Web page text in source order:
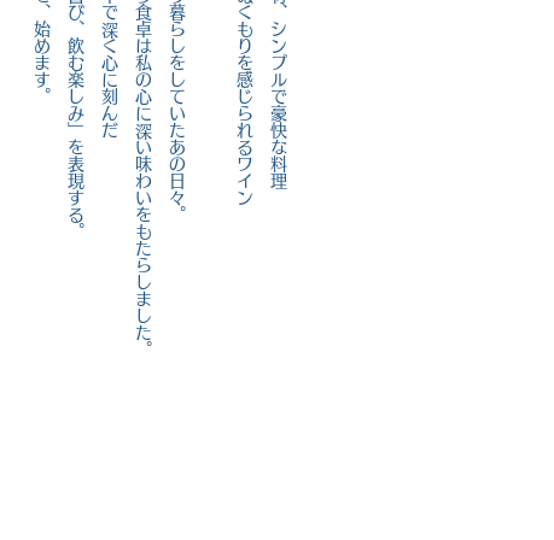
素朴な食材、シンプルで豪快な料理
作り手のぬくもりを感じられるワイン
海外で独り暮らしをしていたあの日々。
誰かと囲う食卓は私の心に深い味わいをもたらしました。
「食べる喜び、飲む楽しみ」を表現する。